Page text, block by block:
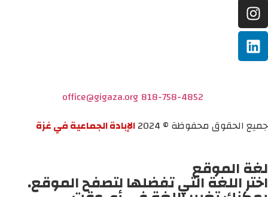
818-758-4852
office@gigaza.org
جميع الحقوق محفوظة © 2024
الإبادة الجماعية في غزة
لغة الموقع
اختر اللغة التي تفضلها لتصفح الموقع.